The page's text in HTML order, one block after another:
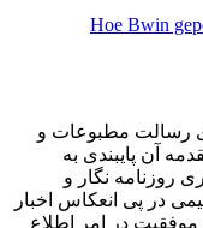
Hoe Bwin
رسالت مطبوعات و
آن پایبندی به
روزنامه نگار و
در پی انعکاس اخبار
موفقیت در امر اطلاع